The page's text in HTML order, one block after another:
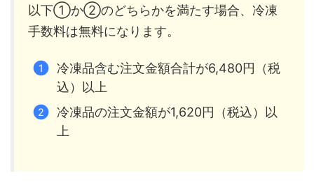
以下①か②のどちらかを満たす場合、冷凍
手数料は無料になります。
冷凍品含む注文金額合計が6,480円（税
込）以上
冷凍品の注文金額が1,620円（税込）以
上